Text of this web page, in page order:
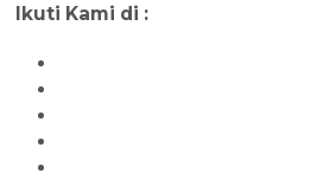
Ikuti Kami di :